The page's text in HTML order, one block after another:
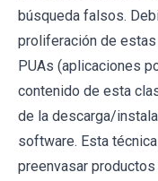
búsqueda falsos.
proliferación de
PUAs (aplicaciones
contenido de esta
de la descarga/
software. Esta
preenvasar